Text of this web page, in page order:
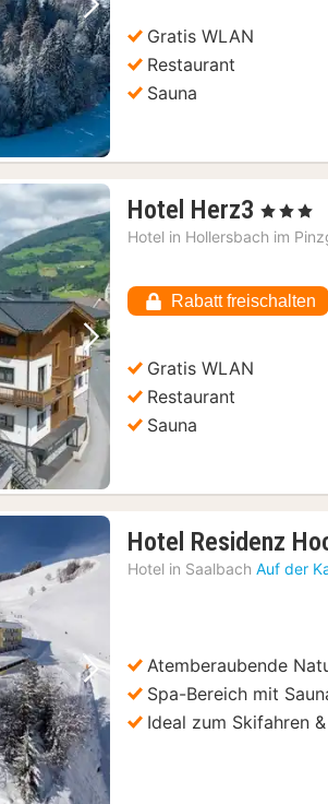
Nächstes Bild
Gratis WLAN
Restaurant
Sauna
Nächstes Bild
Hotel Herz3 1
Nacht
168,07
€
, 3 Sterne
Hotel in Hollersbach im
Rabatt freischalten
Gratis WLAN
Restaurant
Sauna
Nächstes Bild
Hotel Residenz
Hotel in Saalbach Auf der
Atemberaubende
Spa-Bereich mit
Ideal zum Skifahren